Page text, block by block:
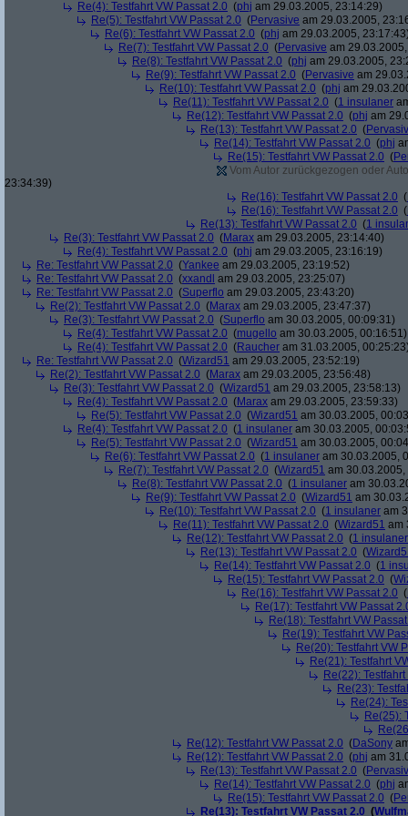
Re(4): Testfahrt VW Passat 2.0 (phj am 29.03.2005, 23:14:29)
Re(5): Testfahrt VW Passat 2.0 (Pervasive am 29.03.2005,
Re(6): Testfahrt VW Passat 2.0 (phj am 29.03.2005,
Re(7): Testfahrt VW Passat 2.0 (Pervasive am
Re(8): Testfahrt VW Passat 2.0 (phj am 29.03.2005,
Re(9): Testfahrt VW Passat 2.0 (Pervasive am
Re(10): Testfahrt VW Passat 2.0 (phj am
Re(11): Testfahrt VW Passat 2.0 (1 insulaner
Re(12): Testfahrt VW Passat 2.0 (phj am
Re(13): Testfahrt VW Passat 2.0 (
Re(14): Testfahrt VW Passat 2.0 (phj
Re(15): Testfahrt VW Passat 2.0 (
Vom Autor zurückgezogen oder
23:34:39)
Re(16): Testfahrt VW Passat 2.0 (
Re(16): Testfahrt VW Passat 2.0 (
Re(13): Testfahrt VW Passat 2.0 (1
Re(3): Testfahrt VW Passat 2.0 (Marax am 29.03.2005, 23:14:40)
Re(4): Testfahrt VW Passat 2.0 (phj am 29.03.2005, 23:16:19)
Re: Testfahrt VW Passat 2.0 (Yankee am 29.03.2005, 23:19:52)
Re: Testfahrt VW Passat 2.0 (xxandl am 29.03.2005, 23:25:07)
Re: Testfahrt VW Passat 2.0 (Superflo am 29.03.2005, 23:43:20)
Re(2): Testfahrt VW Passat 2.0 (Marax am 29.03.2005, 23:47:37)
Re(3): Testfahrt VW Passat 2.0 (Superflo am 30.03.2005, 00:09:31)
Re(4): Testfahrt VW Passat 2.0 (mugello am 30.03.2005, 00:16:51)
Re(4): Testfahrt VW Passat 2.0 (Raucher am 31.03.2005,
Re: Testfahrt VW Passat 2.0 (Wizard51 am 29.03.2005, 23:52:19)
Re(2): Testfahrt VW Passat 2.0 (Marax am 29.03.2005, 23:56:48)
Re(3): Testfahrt VW Passat 2.0 (Wizard51 am 29.03.2005, 23:58:13)
Re(4): Testfahrt VW Passat 2.0 (Marax am 29.03.2005, 23:59:33)
Re(5): Testfahrt VW Passat 2.0 (Wizard51 am 30.03.2005,
Re(4): Testfahrt VW Passat 2.0 (1 insulaner am 30.03.2005,
Re(5): Testfahrt VW Passat 2.0 (Wizard51 am 30.03.2005,
Re(6): Testfahrt VW Passat 2.0 (1 insulaner am 30.03.2005,
Re(7): Testfahrt VW Passat 2.0 (Wizard51 am
Re(8): Testfahrt VW Passat 2.0 (1 insulaner am
Re(9): Testfahrt VW Passat 2.0 (Wizard51 am
Re(10): Testfahrt VW Passat 2.0 (1 insulaner am
Re(11): Testfahrt VW Passat 2.0 (Wizard51 am
Re(12): Testfahrt VW Passat 2.0 (1 insulaner
Re(13): Testfahrt VW Passat 2.0 (
Re(14): Testfahrt VW Passat 2.0 (1
Re(15): Testfahrt VW Passat 2.0 (
Re(16): Testfahrt VW Passat 2.0 (
Re(17): Testfahrt VW Passat
Re(18): Testfahrt VW
Re(19): Testfahrt VW
Re(20): Testfahrt VW
Re(21): Testfahrt
Re(22):
Re(23):
Re(24):
Re(25):
Re(12): Testfahrt VW Passat 2.0 (DaSony
Re(12): Testfahrt VW Passat 2.0 (phj am
Re(13): Testfahrt VW Passat 2.0 (
Re(14): Testfahrt VW Passat 2.0 (phj
Re(15): Testfahrt VW Passat 2.0 (
Re(13): Testfahrt VW Passat 2.0 (